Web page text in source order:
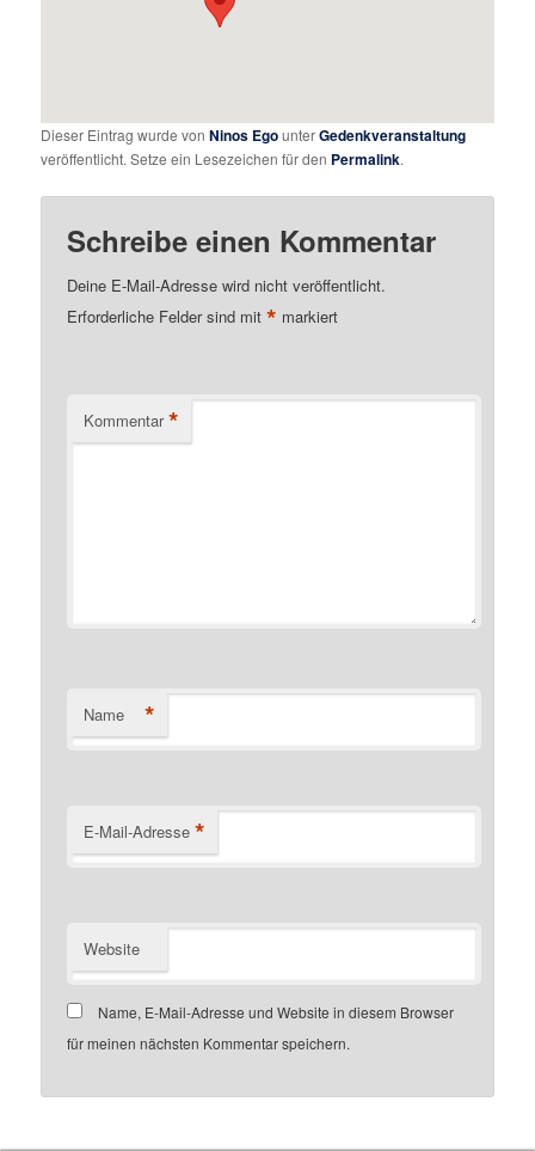
Dieser Eintrag wurde vonNinos EgounterGedenkveranstaltung
veröffentlicht. Setze ein Lesezeichen für den Permalink.
Schreibe einen Kommentar
Deine E-Mail-Adresse wird nicht veröffentlicht.
Erforderliche Felder sind mit* markiert
Kommentar *
Name *
E-Mail-Adresse *
Website
Name, E-Mail-Adresse und Website in diesem Browser
für meinen nächsten Kommentar speichern.